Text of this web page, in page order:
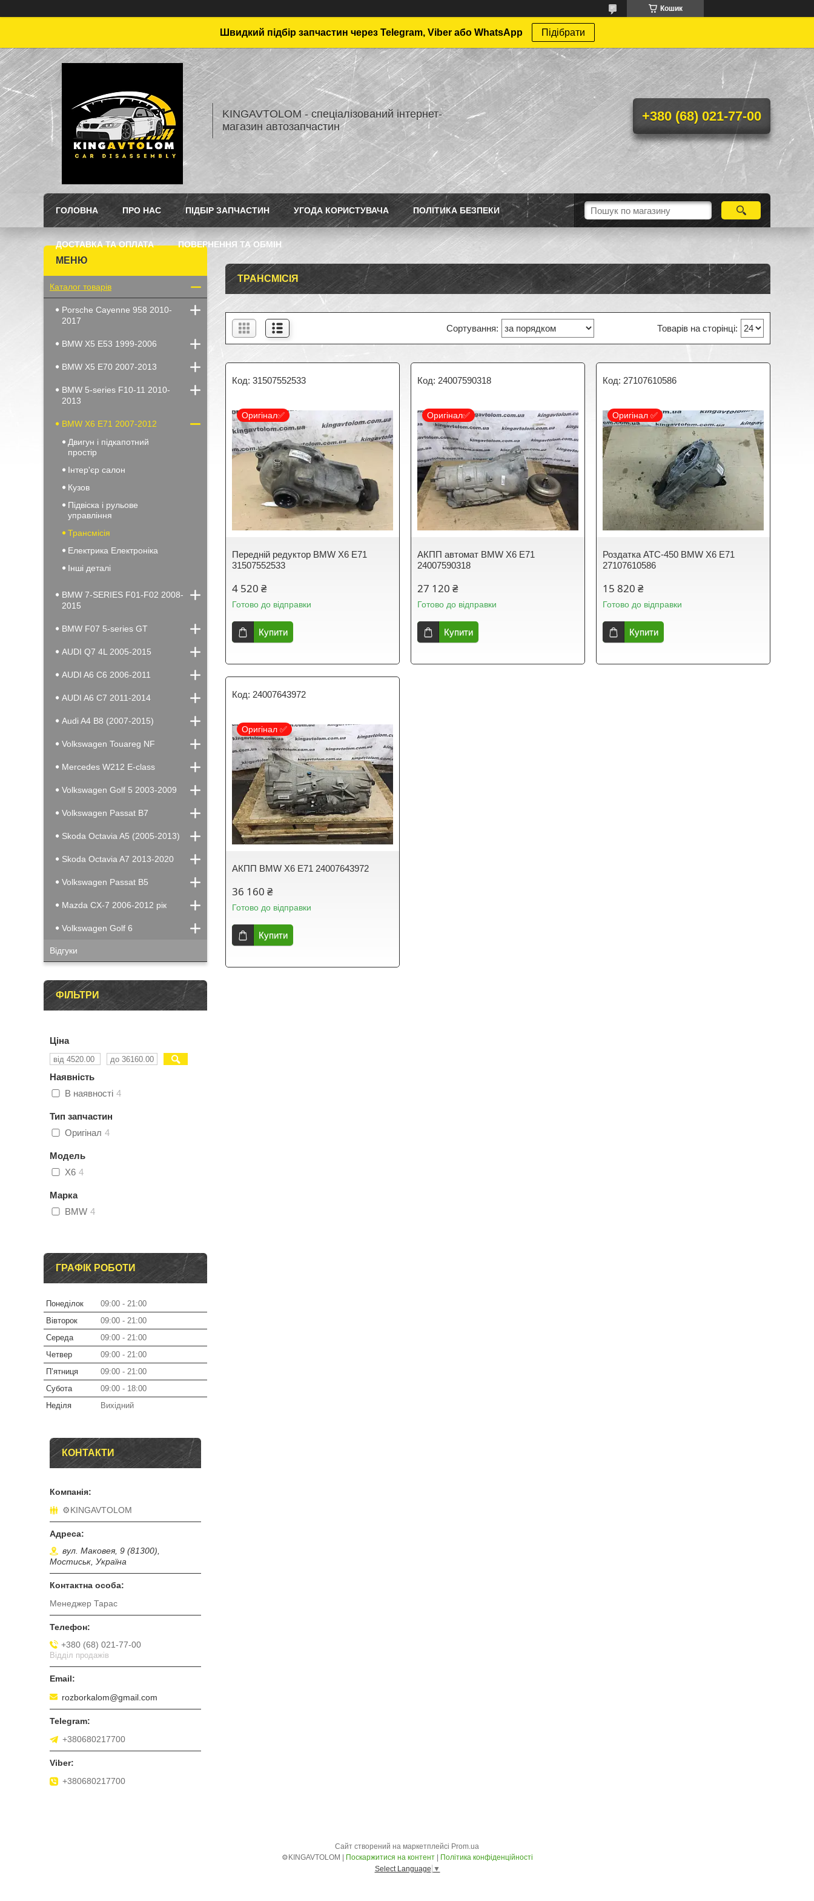
Кошик
Швидкий підбір запчастин через Telegram, Viber або WhatsApp Підібрати
KINGAVTOLOM - спеціалізований інтернет-
магазин автозапчастин
+380 (68) 021-77-00
ГОЛОВНА ПРО НАС ПІДБІР ЗАПЧАСТИН УГОДА КОРИСТУВАЧА ПОЛІТИКА БЕЗПЕКИ
ДОСТАВКА ТА ОПЛАТА ПОВЕРНЕННЯ ТА ОБМІН
ТРАНСМІСІЯ
31507552533
Оригінал✅
Передній редуктор BMW X6 E71
31507552533
4 520 ₴
Готово до відправки
Купити
24007590318
Оригінал✅
АКПП автомат BMW X6 E71
24007590318
27 120 ₴
Готово до відправки
Купити
27107610586
Оригінал ✅
Роздатка ATC-450 BMW X6 E71
27107610586
15 820 ₴
Готово до відправки
Купити
24007643972
Оригінал ✅
АКПП BMW X6 E71 24007643972
36 160 ₴
Готово до відправки
Купити
Каталог товарів
Porsche Cayenne 958 2010-
2017
BMW X5 E53 1999-2006
BMW X5 E70 2007-2013
BMW 5-series F10-11 2010-
2013
BMW X6 E71 2007-2012
Двигун і підкапотний
простір
Інтер'єр салон
Кузов
Підвіска і рульове
управління
Трансмісія
Електрика Електроніка
Інші деталі
BMW 7-SERIES F01-F02 2008-
2015
BMW F07 5-series GT
AUDI Q7 4L 2005-2015
AUDI A6 C6 2006-2011
AUDI A6 C7 2011-2014
Audi A4 B8 (2007-2015)
Volkswagen Touareg NF
Mercedes W212 E-class
Volkswagen Golf 5 2003-2009
Volkswagen Passat B7
Skoda Octavia A5 (2005-2013)
Skoda Octavia A7 2013-2020
Volkswagen Passat B5
Mazda CX-7 2006-2012 рік
Volkswagen Golf 6
Відгуки
ФІЛЬТРИ
Ціна
Наявність
В наявності 4
Тип запчастин
Оригінал 4
Модель
X6 4
Марка
BMW 4
ГРАФІК РОБОТИ
Понеділок 09:00
21:00
Вівторок
09:00
21:00
Середа
09:00
21:00
Четвер
09:00
21:00
Пʼятниця
09:00
21:00
Субота
09:00
18:00
Неділя
Вихідний
КОНТАКТИ
⚙️KINGAVTOLOM
вул. Маковея, 9 (81300),
Мостиськ, Україна
Менеджер Тарас
+380 (68) 021-77-00
Відділ продажів
rozborkalom@gmail.com
+380680217700
+380680217700
Сайт створений на маркетплейсі Prom.ua
⚙️KINGAVTOLOM | Поскаржитися на контент | Політика конфіденційності
Select Language ▼